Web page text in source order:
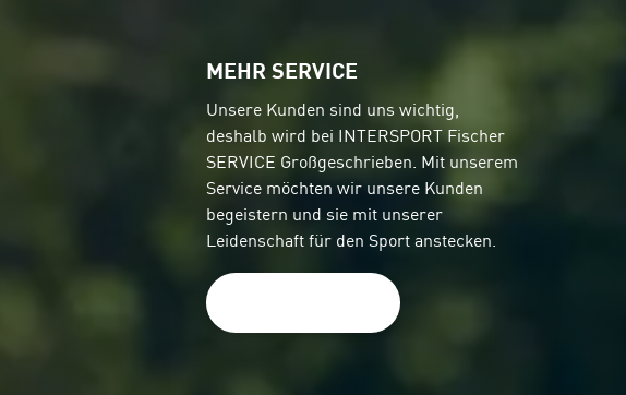
MEHR SERVICE
Unsere Kunden sind uns wichtig,
deshalb wird bei INTERSPORT Fischer
SERVICE Großgeschrieben. Mit unserem
Service möchten wir unsere Kunden
begeistern und sie mit unserer
Leidenschaft für den Sport anstecken.